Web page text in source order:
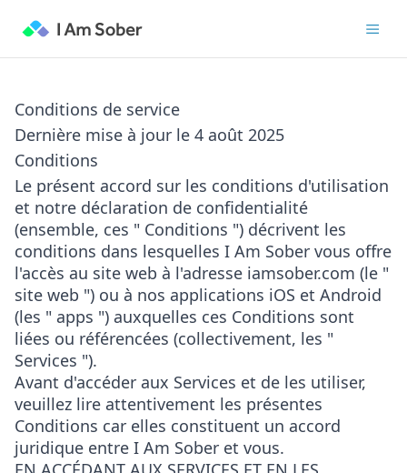
Conditions de service
Dernière mise à jour le 4 août 2025
Conditions
Le présent accord sur les conditions d'utilisation
et notre déclaration de confidentialité
(ensemble, ces " Conditions ") décrivent les
conditions dans lesquelles I Am Sober vous offre
l'accès au site web à l'adresse iamsober.com (le "
site web ") ou à nos applications iOS et Android
(les " apps ") auxquelles ces Conditions sont
liées ou référencées (collectivement, les "
Services ").
Avant d'accéder aux Services et de les utiliser,
veuillez lire attentivement les présentes
Conditions car elles constituent un accord
juridique entre I Am Sober et vous.